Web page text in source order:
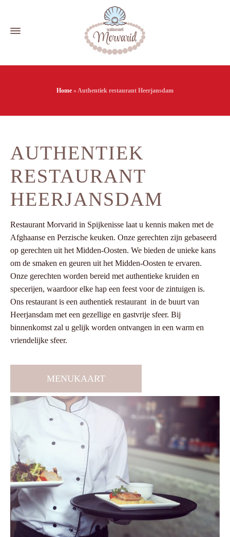
Home »Authentiek restaurant Heerjansdam
AUTHENTIEK
RESTAURANT
HEERJANSDAM
Restaurant Morvarid in Spijkenisse laat u kennis maken met de
Afghaanse en Perzische keuken. Onze gerechten zijn gebaseerd
op gerechten uit het Midden-Oosten. We bieden de unieke kans
om de smaken en geuren uit het Midden-Oosten te ervaren.
Onze gerechten worden bereid met authentieke kruiden en
specerijen, waardoor elke hap een feest voor de zintuigen is.
Ons restaurant is een authentiek restaurant in de buurt van
Heerjansdam met een gezellige en gastvrije sfeer. Bij
binnenkomst zal u gelijk worden ontvangen in een warm en
vriendelijke sfeer.
MENUKAART